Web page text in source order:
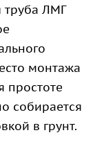
труба ЛМГ
монтажа
простоте
собирается
в грунт.